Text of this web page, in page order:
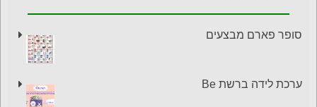
סופר פארם מבצעים
ערכת לידה ברשת Be